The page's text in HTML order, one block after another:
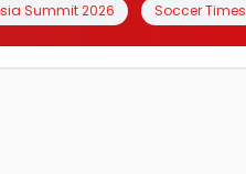
Summit 2026 Soccer Times